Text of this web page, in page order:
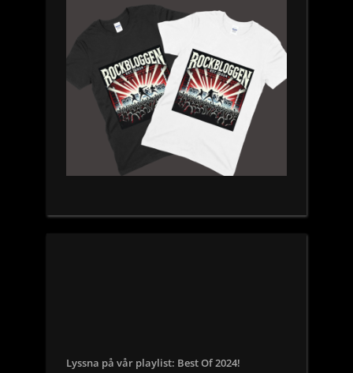
Lyssna på vår playlist: Best Of 2024!